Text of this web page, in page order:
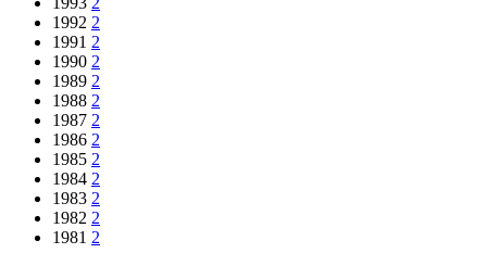
1992 2
1991 2
1990 2
1989 2
1988 2
1987 2
1986 2
1985 2
1984 2
1983 2
1982 2
1981 2